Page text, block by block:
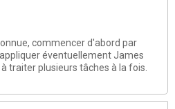
commencer d'abord par
éventuellement James
traiter plusieurs tâches à la fois.